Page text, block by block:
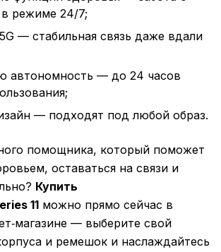
режиме 24/7;
— стабильная связь даже вдали
автономность — до 24 часов
— подходят под любой образ.
помощника, который поможет
оставаться на связи и
Купить
11 можно прямо сейчас в
— выберите свой
и ремешок и наслаждайтесь